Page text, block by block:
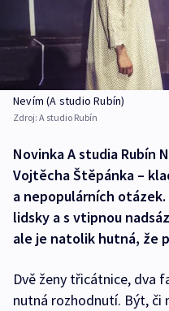
Nevím (A studio Rubín)
Zdroj: A studio Rubín
Novinka A studia Rubín
Vojtěcha Štěpánka –
a nepopulárních
lidsky a s vtipnou
ale je natolik hutná, že
Dvě ženy třicátnice, dva
nutná rozhodnutí. Být, či